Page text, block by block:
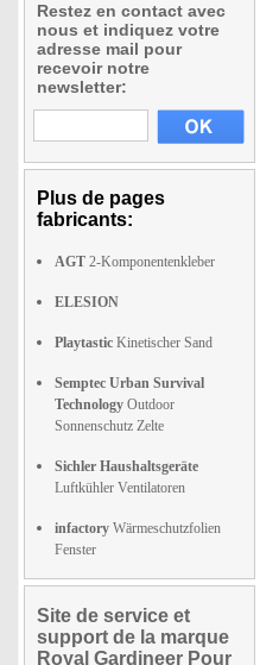
Restez en contact avec
nous et indiquez votre
adresse mail pour
recevoir notre
newsletter:
Plus de pages
fabricants:
AGT 2-Komponentenkleber
ELESION
Playtastic Kinetischer Sand
Semptec Urban Survival
Technology Outdoor
Sonnenschutz Zelte
Sichler Haushaltsgeräte
Luftkühler Ventilatoren
infactory Wärmeschutzfolien
Fenster
Site de service et
support de la marque
Royal Gardineer Pour